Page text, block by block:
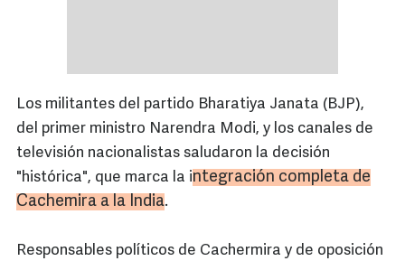
Los militantes del partido Bharatiya Janata (BJP),
del primer ministro Narendra Modi, y los canales de
televisión nacionalistas saludaron la decisión
"histórica", que marca la integración completa de
Cachemira a la India.
Responsables políticos de Cachermira y de oposición